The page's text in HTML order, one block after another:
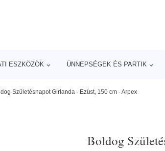
ESZKÖZÖK ÜNNEPSÉGEK ÉS PARTIK
Születésnapot Girlanda - Ezüst, 150 cm - Arpex
Boldog